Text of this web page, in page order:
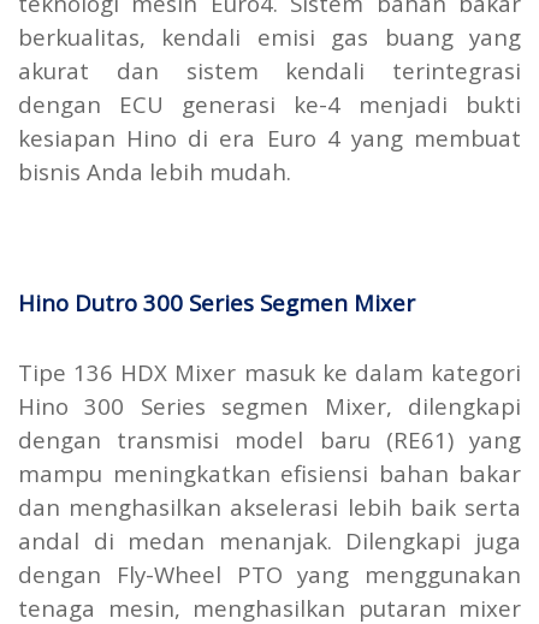
berkualitas, kendali emisi gas buang yang
akurat dan sistem kendali terintegrasi
dengan ECU generasi ke-4 menjadi bukti
kesiapan Hino di era Euro 4 yang membuat
bisnis Anda lebih mudah.
Hino Dutro 300 Series Segmen Mixer
Tipe 136 HDX Mixer masuk ke dalam kategori
Hino 300 Series segmen Mixer, dilengkapi
dengan transmisi model baru (RE61) yang
mampu meningkatkan efisiensi bahan bakar
dan menghasilkan akselerasi lebih baik serta
andal di medan menanjak. Dilengkapi juga
dengan Fly-Wheel PTO yang menggunakan
tenaga mesin, menghasilkan putaran mixer